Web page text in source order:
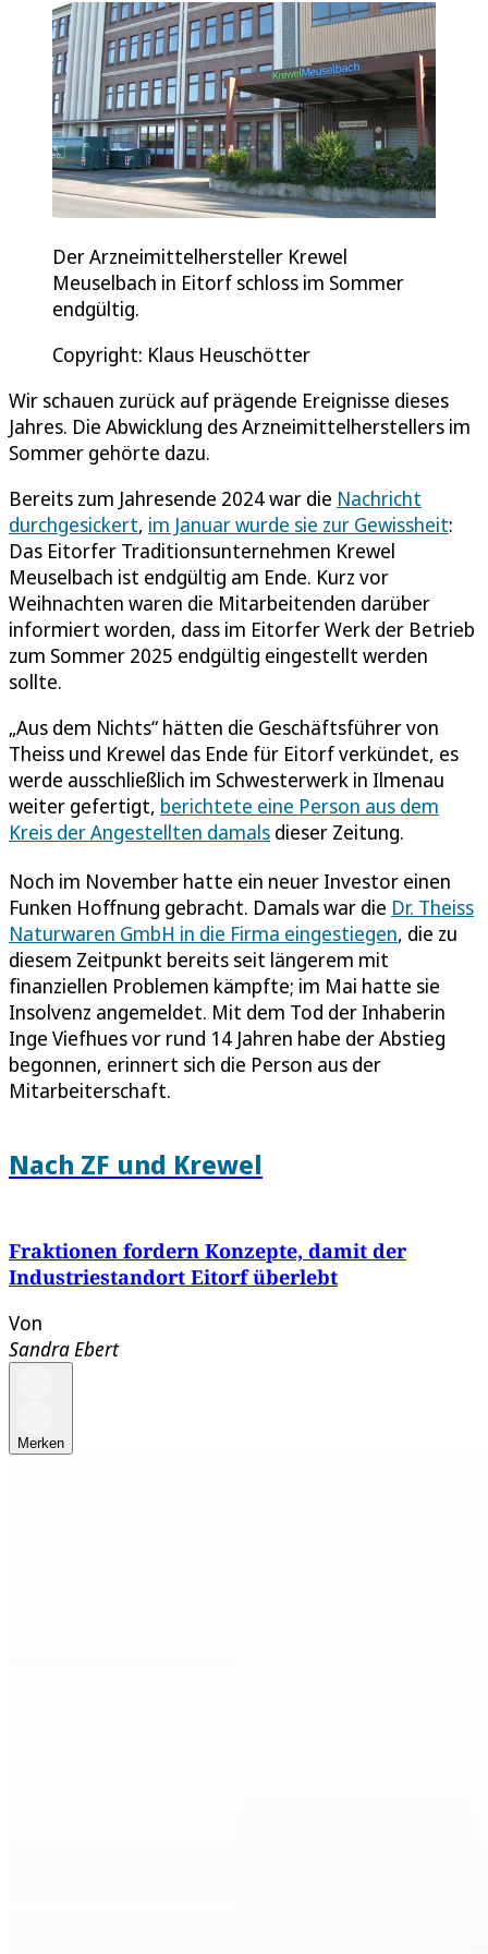
Der Arzneimittelhersteller Krewel
Meuselbach in Eitorf schloss im Sommer
endgültig.
Copyright: Klaus Heuschötter
Wir schauen zurück auf prägende Ereignisse dieses
Jahres. Die Abwicklung des Arzneimittelherstellers im
Sommer gehörte dazu.
Bereits zum Jahresende 2024 war die Nachricht
durchgesickert, im Januar wurde sie zur Gewissheit:
Das Eitorfer Traditionsunternehmen Krewel
Meuselbach ist endgültig am Ende. Kurz vor
Weihnachten waren die Mitarbeitenden darüber
informiert worden, dass im Eitorfer Werk der Betrieb
zum Sommer 2025 endgültig eingestellt werden
sollte.
„Aus dem Nichts“ hätten die Geschäftsführer von
Theiss und Krewel das Ende für Eitorf verkündet, es
werde ausschließlich im Schwesterwerk in Ilmenau
weiter gefertigt, berichtete eine Person aus dem
Kreis der Angestellten damals dieser Zeitung.
Noch im November hatte ein neuer Investor einen
Funken Hoffnung gebracht. Damals war die Dr. Theiss
Naturwaren GmbH in die Firma eingestiegen, die zu
diesem Zeitpunkt bereits seit längerem mit
finanziellen Problemen kämpfte; im Mai hatte sie
Insolvenz angemeldet. Mit dem Tod der Inhaberin
Inge Viefhues vor rund 14 Jahren habe der Abstieg
begonnen, erinnert sich die Person aus der
Mitarbeiterschaft.
Nach ZF und Krewel
Fraktionen fordern Konzepte, damit der
Industriestandort Eitorf überlebt
Von
Sandra Ebert
Merken